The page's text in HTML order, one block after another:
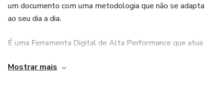
um documento com uma metodologia que não se adapta
ao seu dia a dia.
É uma Ferramenta Digital de Alta Performance que atua
sonhos abstratos, cruza com a sua disponibilidade de
Mostrar mais